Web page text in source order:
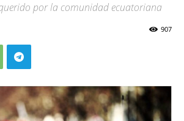
por la comunidad ecuatoriana
907